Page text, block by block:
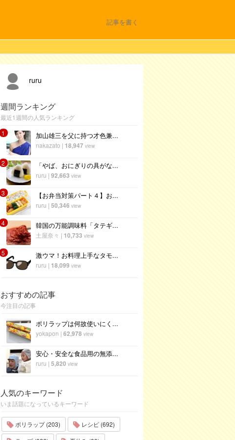
記事を書く
ruru
週間ランキング
最近1週間の人気ランキング
1
加山雄三を父に持つ才色兼...
nakazato | 18,947 view
2 「やば、おにぎりの具がな...
ruru | 92,663 view
3 【お弁当対策パート４】お...
ruru | 50,346 view
4 韓国の万能調味料「タテギ...
土屋奈々 | 10,733 view
5 激ウマ！お料理上手なタモ...
ruru | 18,099 view
おすすめの記事
今注目の記事
ポリラップは何故使いにく...
yokapon | 62,978 view
安心・安全な食品用の無添...
ruru | 5,820 view
人気のキーワード
いま話題になっているキーワード
ポリラップ (203)
レシピ (692)